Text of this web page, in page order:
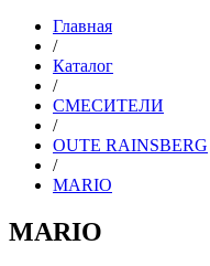
Главная
/
Каталог
/
СМЕСИТЕЛИ
/
OUTE RAINSBERG
/
MARIO
MARIO